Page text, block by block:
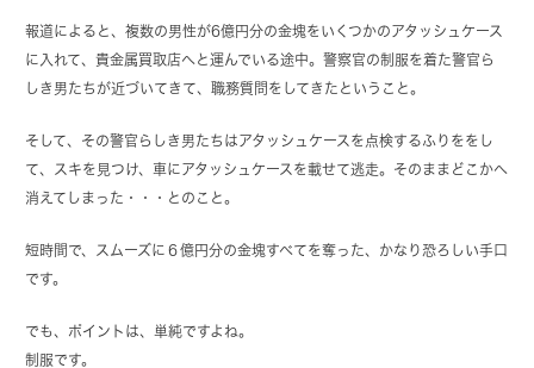
報道によると、複数の男性が6億円分の金塊をいくつかのアタッシュケース
に入れて、貴金属買取店へと運んでいる途中。警察官の制服を着た警官ら
しき男たちが近づいてきて、職務質問をしてきたということ。
そして、その警官らしき男たちはアタッシュケースを点検するふりををし
て、スキを見つけ、車にアタッシュケースを載せて逃走。そのままどこかへ
消えてしまった・・・とのこと。
短時間で、スムーズに６億円分の金塊すべてを奪った、かなり恐ろしい手口
です。
でも、ポイントは、単純ですよね。
制服です。